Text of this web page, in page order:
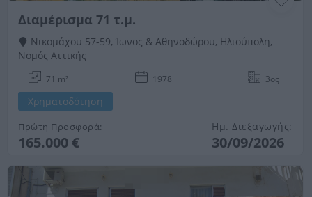
Διαμέρισμα 71 τ.μ.
Νικομάχου 57-59, Ίωνος & Αθηνοδώρου, Ηλιούπολη,
Νομός Αττικής
71 m² 1978 3ος
Χρηματοδότηση
Πρώτη Προσφορά:
165.000 €
Ημ. Διεξαγωγής:
30/09/2026